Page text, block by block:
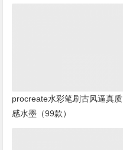
procreate水彩笔刷古风逼真质
感水墨（99款）